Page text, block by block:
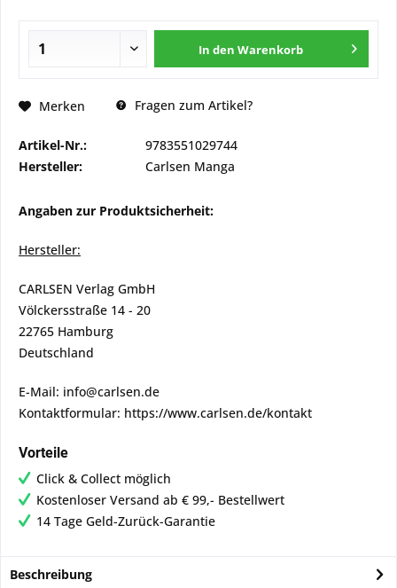
In den Warenkorb
Merken Fragen zum Artikel?
Artikel-Nr.:
9783551029744
Hersteller:
Carlsen Manga
Angaben zur Produktsicherheit:
Hersteller:
CARLSEN Verlag GmbH
Völckersstraße 14 - 20
22765 Hamburg
Deutschland
E-Mail: info@carlsen.de
Kontaktformular: https://www.carlsen.de/kontakt
Vorteile
Click & Collect möglich
Kostenloser Versand ab € 99,- Bestellwert
14 Tage Geld-Zurück-Garantie
Beschreibung